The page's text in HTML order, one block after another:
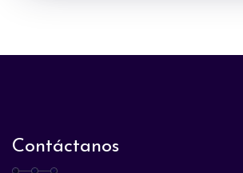
Contáctanos